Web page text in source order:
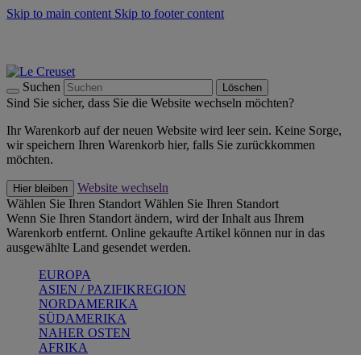
Skip to main content Skip to footer content
Suchen Löschen
Sind Sie sicher, dass Sie die Website wechseln möchten?
Ihr Warenkorb auf der neuen Website wird leer sein. Keine Sorge,
wir speichern Ihren Warenkorb hier, falls Sie zurückkommen
möchten.
Hier bleiben
Website wechseln
Wählen Sie Ihren Standort Wählen Sie Ihren Standort
Wenn Sie Ihren Standort ändern, wird der Inhalt aus Ihrem
Warenkorb entfernt. Online gekaufte Artikel können nur in das
ausgewählte Land gesendet werden.
EUROPA
ASIEN / PAZIFIKREGION
NORDAMERIKA
SÜDAMERIKA
NAHER OSTEN
AFRIKA